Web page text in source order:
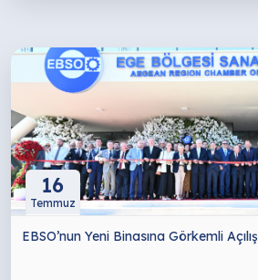
16
Temmuz
EBSO’nun Yeni Binasına Görkemli Açılış